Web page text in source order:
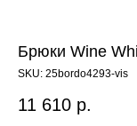
Брюки Wine
SKU: 25bordo4293-vis
11 610 р.